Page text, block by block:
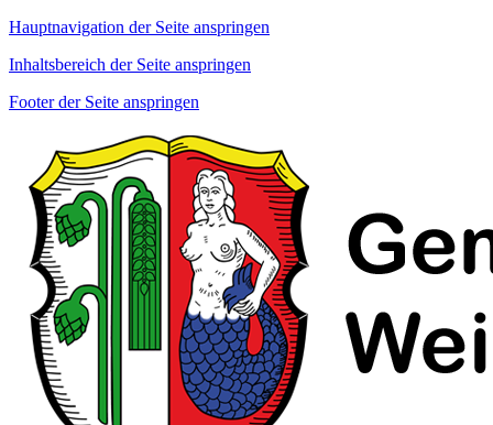
Hauptnavigation der Seite anspringen
Inhaltsbereich der Seite anspringen
Footer der Seite anspringen